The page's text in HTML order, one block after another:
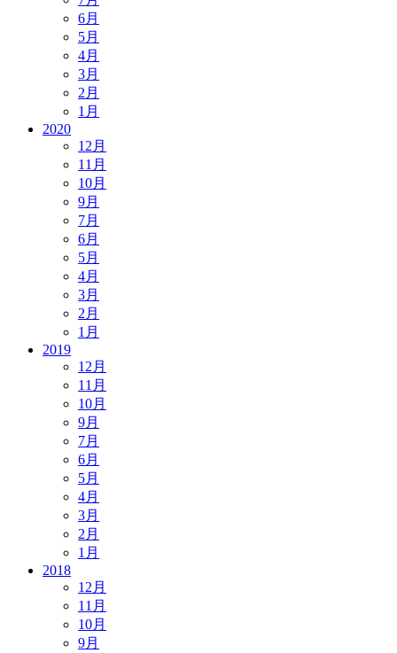
6月
5月
4月
3月
2月
1月
2020
12月
11月
10月
9月
7月
6月
5月
4月
3月
2月
1月
2019
12月
11月
10月
9月
7月
6月
5月
4月
3月
2月
1月
2018
12月
11月
10月
9月